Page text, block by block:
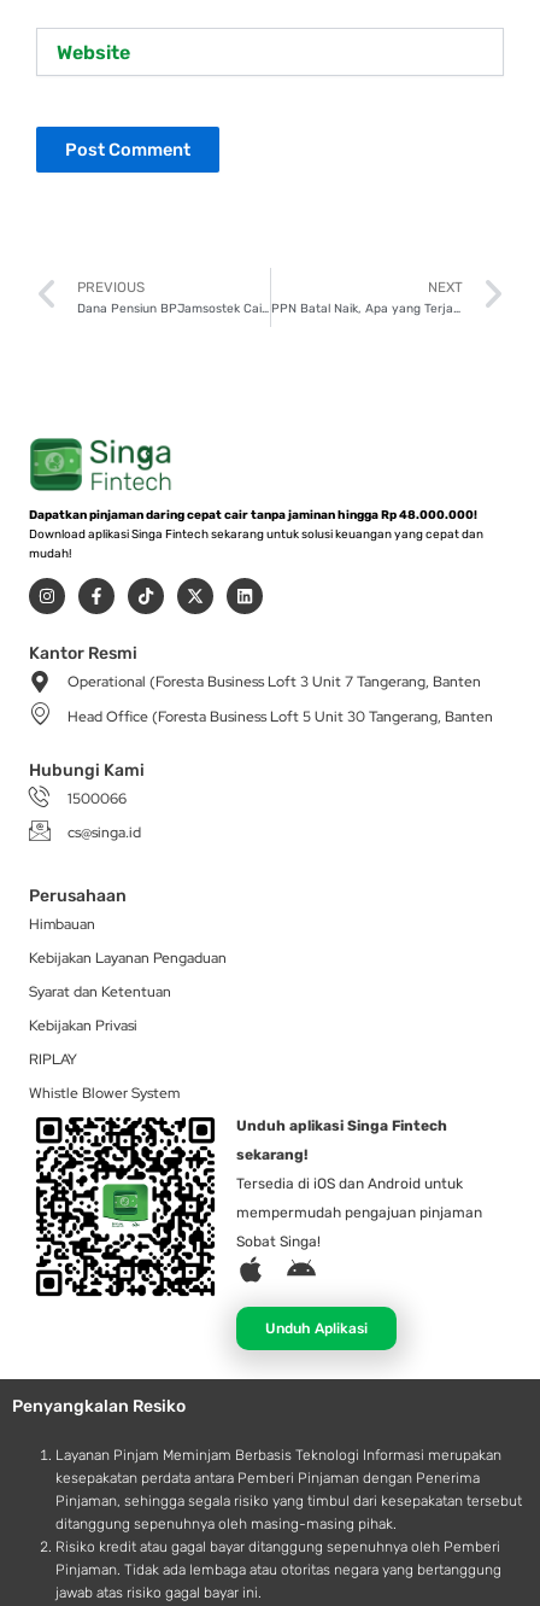
Prev
PREVIOUS
Dana Pensiun BPJamsostek Cair Usia 59 Tahun! Yuk, Atur Keuangan!
NEXT
PPN Batal Naik, Apa yang Terjadi dengan Proyeksi Inflasi?
Dapatkan pinjaman daring cepat cair tanpa jaminan hingga Rp 48.000.000!
Download aplikasi Singa Fintech sekarang untuk solusi keuangan yang cepat dan
mudah!
I
n
s
a
g
r
a
m
F
a
c
b
o
-
T
i
k
X
-
t
t
r
L
i
n
i
Kantor Resmi
Operational (Foresta Business Loft 3 Unit 7 Tangerang, Banten
Head Office (Foresta Business Loft 5 Unit 30 Tangerang, Banten
Hubungi Kami
1500066
cs@singa.id
Perusahaan
Himbauan
Kebijakan Layanan Pengaduan
Syarat dan Ketentuan
Kebijakan Privasi
RIPLAY
Whistle Blower System
Unduh aplikasi Singa Fintech
sekarang!
Tersedia di iOS dan Android untuk
mempermudah pengajuan pinjaman
Sobat Singa!
A
p
l
e
A
d
r
o
d
Unduh Aplikasi
Penyangkalan Resiko
Layanan Pinjam Meminjam Berbasis Teknologi Informasi merupakan
kesepakatan perdata antara Pemberi Pinjaman dengan Penerima
Pinjaman, sehingga segala risiko yang timbul dari kesepakatan tersebut
ditanggung sepenuhnya oleh masing-masing pihak.
Risiko kredit atau gagal bayar ditanggung sepenuhnya oleh Pemberi
Pinjaman. Tidak ada lembaga atau otoritas negara yang bertanggung
jawab atas risiko gagal bayar ini.